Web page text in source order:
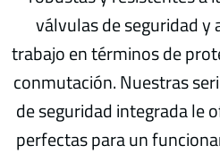
válvulas de seguridad y
trabajo en términos de
conmutación. Nuestras
de seguridad integrada le
perfectas para un